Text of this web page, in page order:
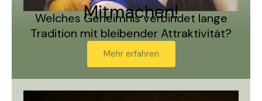
Mitmachen!
Welches Geheimnis verbindet lange
Tradition mit bleibender Attraktivität?
Mehr erfahren